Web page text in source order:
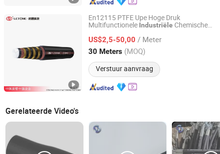
En12115 PTFE Upe Hoge Druk
Multifunctionele Industriële Chemische
Corrosiebestendige Zuur Zoutzuur en
Zwavel
US$2,5-50,00 / Meter
30 Meters (MOQ)
Verstuur aanvraag
Luohe Letone Hydraulics Technology Co., Ltd.
Henan, China Sinds 2023
Gerelateerde Video's